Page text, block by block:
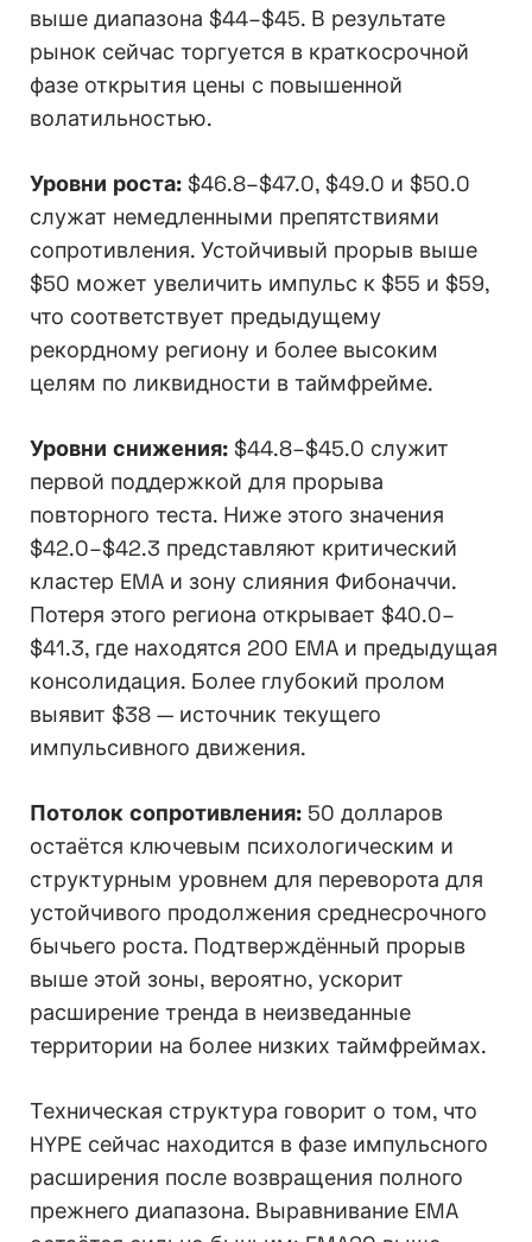
выше диапазона $44–$45. В результате
рынок сейчас торгуется в краткосрочной
фазе открытия цены с повышенной
волатильностью.
Уровни роста: $46.8–$47.0, $49.0 и $50.0
служат немедленными препятствиями
сопротивления. Устойчивый прорыв выше
$50 может увеличить импульс к $55 и $59,
что соответствует предыдущему
рекордному региону и более высоким
целям по ликвидности в таймфрейме.
Уровни снижения: $44.8–$45.0 служит
первой поддержкой для прорыва
повторного теста. Ниже этого значения
$42.0–$42.3 представляют критический
кластер EMA и зону слияния Фибоначчи.
Потеря этого региона открывает $40.0–
$41.3, где находятся 200 EMA и предыдущая
консолидация. Более глубокий пролом
выявит $38 — источник текущего
импульсивного движения.
Потолок сопротивления: 50 долларов
остаётся ключевым психологическим и
структурным уровнем для переворота для
устойчивого продолжения среднесрочного
бычьего роста. Подтверждённый прорыв
выше этой зоны, вероятно, ускорит
расширение тренда в неизведанные
территории на более низких таймфреймах.
Техническая структура говорит о том, что
HYPE сейчас находится в фазе импульсного
расширения после возвращения полного
прежнего диапазона. Выравнивание EMA